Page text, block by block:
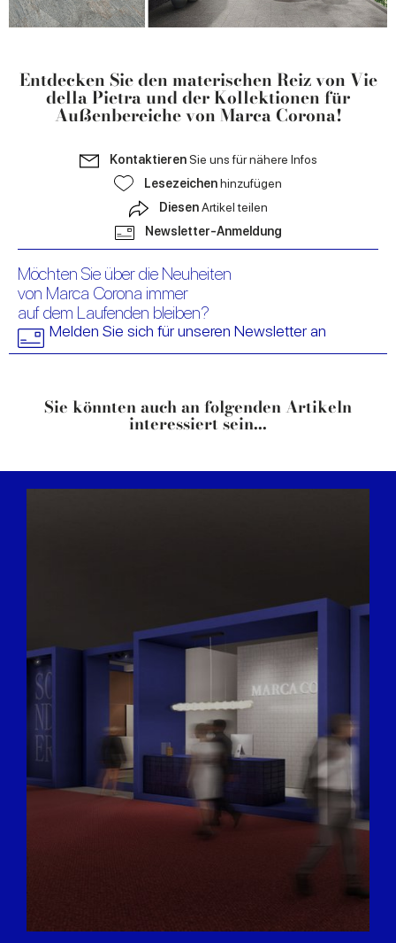
Entdecken Sie den materischen Reiz von Vie
della Pietra und der Kollektionen für
Außenbereiche von Marca Corona!
KontaktierenSie uns für nähere Infos
Lesezeichenhinzufügen
DiesenArtikel teilen
Newsletter-Anmeldung
Möchten Sie über die Neuheiten
von Marca Corona immer
auf dem Laufenden bleiben?
Melden Sie sich für unseren Newsletter an
Sie könnten auch an folgenden Artikeln
interessiert sein...